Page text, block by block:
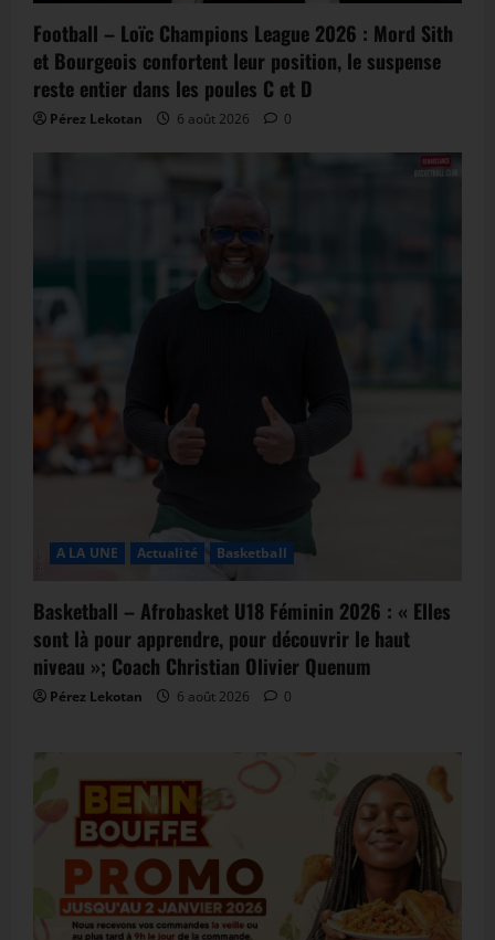
Football – Loïc Champions League 2026 : Mord Sith
et Bourgeois confortent leur position, le suspense
reste entier dans les poules C et D
Pérez Lekotan 6 août 2026 0
A LA UNE Actualité Basketball
Basketball – Afrobasket U18 Féminin 2026 : « Elles
sont là pour apprendre, pour découvrir le haut
niveau »; Coach Christian Olivier Quenum
Pérez Lekotan 6 août 2026 0